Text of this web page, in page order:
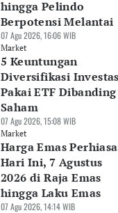
hingga Pelindo
Berpotensi Melantai
07 Agu 2026, 16:06 WIB
Market
5 Keuntungan
Diversifikasi
Pakai ETF Dibanding
Saham
07 Agu 2026, 15:08 WIB
Market
Harga Emas
Hari Ini, 7 Agustus
2026 di Raja Emas
hingga Laku Emas
07 Agu 2026, 14:14 WIB